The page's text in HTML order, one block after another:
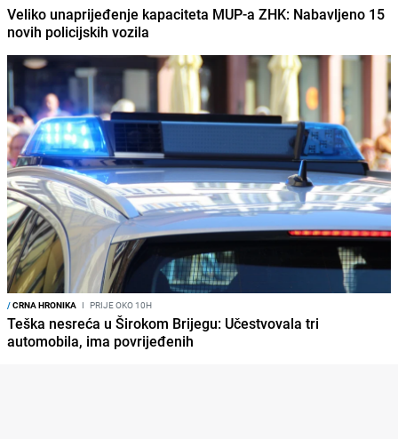
Veliko unaprijeđenje kapaciteta MUP-a ZHK: Nabavljeno 15
novih policijskih vozila
/CRNA HRONIKA I PRIJE OKO 10H
Teška nesreća u Širokom Brijegu: Učestvovala tri
automobila, ima povrijeđenih